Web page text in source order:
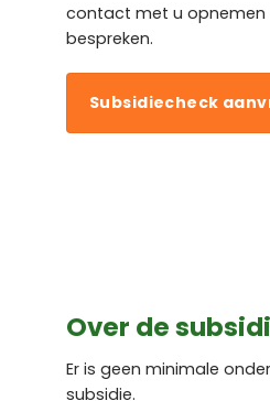
contact met u opnemen
bespreken.
Subsidiecheck
Over de
Er is geen minimale
subsidie.